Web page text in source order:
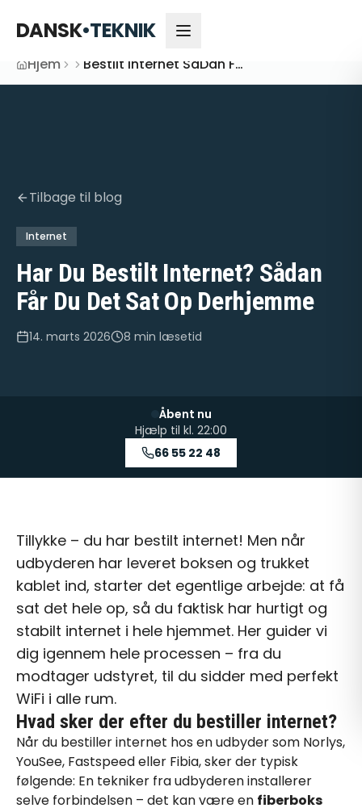
DANSK•TEKNIK
Hjem Bestilt Internet SåDan FåR Du Det Sat Op
Tilbage til blog
Internet
Har Du Bestilt Internet? Sådan
Får Du Det Sat Op Derhjemme
14. marts 2026 8 min læsetid
Åbent nu
Hjælp til kl. 22:00
66 55 22 48
Tillykke – du har bestilt internet! Men når
udbyderen har leveret boksen og trukket
kablet ind, starter det egentlige arbejde: at få
sat det hele op, så du faktisk har hurtigt og
stabilt internet i hele hjemmet. Her guider vi
dig igennem hele processen – fra du
modtager udstyret, til du sidder med perfekt
WiFi i alle rum.
Hvad sker der efter du bestiller internet?
Når du bestiller internet hos en udbyder som Norlys,
YouSee, Fastspeed eller Fibia, sker der typisk
følgende: En tekniker fra udbyderen installerer
selve forbindelsen – det kan være en fiberboks